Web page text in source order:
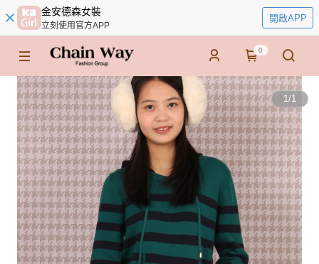
金安德森女裝
立刻使用官方APP
開啟APP
0
1/1